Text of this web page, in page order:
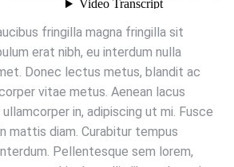
fringilla magna fringilla sit
erat nibh, eu interdum nulla
Donec lectus metus, blandit ac
vitae metus. Aenean lacus
in, adipiscing ut mi. Fusce
mattis diam. Curabitur tempus
Pellentesque sem lorem,